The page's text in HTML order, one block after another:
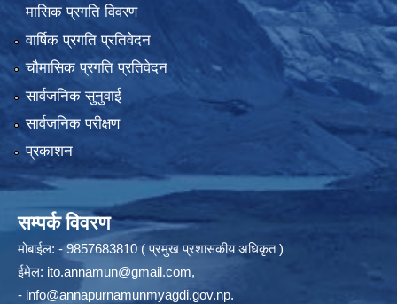
मासिक प्रगति विवरण
वार्षिक प्रगति प्रतिवेदन
चौमासिक प्रगति प्रतिवेदन
सार्वजनिक सुनुवाई
सार्वजनिक परीक्षण
प्रकाशन
सम्पर्क विवरण
मोबाईल: - 9857683810 ( प्रमुख प्रशासकीय अधिकृत )
ईमेल: ito.annamun@gmail.com,
- info@annapurnamunmyagdi.gov.np.